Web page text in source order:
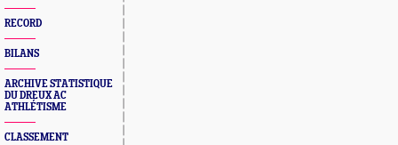
RECORD
BILANS
ARCHIVE STATISTIQUE
DU DREUX AC
ATHLÉTISME
CLASSEMENT